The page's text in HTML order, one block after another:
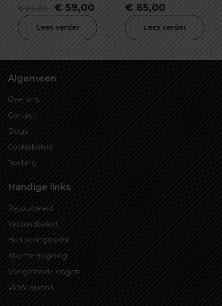
€65,00
Oorspronkelijke
prijs
was:
€ 59,00 Huidige
prijs
is:
Lees verder
Engine Pro en EP 2
Pro
€ 65,00
Lees verder
Algemeen
Over ons
Contact
Blogs
Cookiebeleid
Tracking
Handige links
Retourbeleid
Verzendbeleid
Herroepingsrecht
Klachtenregeling
Veelgestelde vragen
RDW erkend